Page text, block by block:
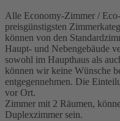
Alle Economy-Zimmer /
preisgünstigsten
können von den
Haupt- und Nebengebäude
sowohl im Haupthaus als
können wir keine Wünsche
entgegennehmen. Die
vor Ort.
Zimmer mit 2 Räumen,
Duplexzimmer sein.